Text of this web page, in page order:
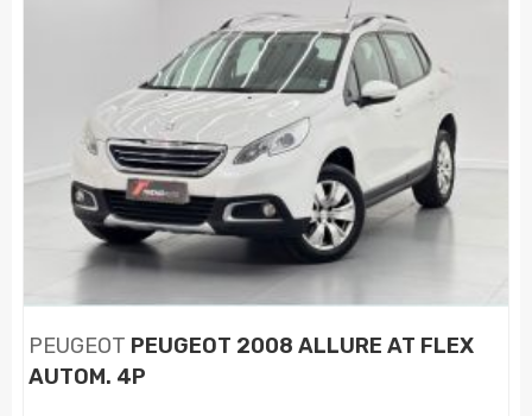
PEUGEOT PEUGEOT 2008 ALLURE AT FLEX
AUTOM. 4P